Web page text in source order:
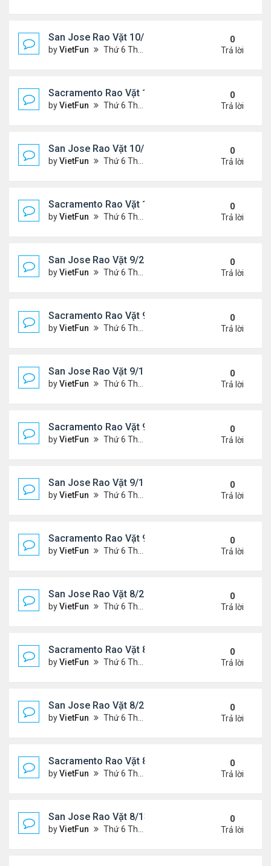
San Jose Rao Vặt 10/8/21- 10/15/21
byVietFun Thứ 6 Tháng 10 08, 2021 11:27 pm
0
Trả lời
Sacramento Rao Vặt 10/8/21- 10/15/21
byVietFun Thứ 6 Tháng 10 08, 2021 11:20 pm
0
Trả lời
San Jose Rao Vặt 10/1/21 - 10/8/21
byVietFun Thứ 6 Tháng 10 01, 2021 1:04 pm
0
Trả lời
Sacramento Rao Vặt 10/1/21 - 10/8/21
byVietFun Thứ 6 Tháng 10 01, 2021 12:57 pm
0
Trả lời
San Jose Rao Vặt 9/24/21- 10/1/21
byVietFun Thứ 6 Tháng 9 24, 2021 8:08 pm
0
Trả lời
Sacramento Rao Vặt 9/24/21- 10/1/21
byVietFun Thứ 6 Tháng 9 24, 2021 1:06 pm
0
Trả lời
San Jose Rao Vặt 9/17/21- 9/24/21
byVietFun Thứ 6 Tháng 9 17, 2021 3:03 pm
0
Trả lời
Sacramento Rao Vặt 9/17/21- 9/24/21
byVietFun Thứ 6 Tháng 9 17, 2021 2:33 pm
0
Trả lời
San Jose Rao Vặt 9/10/21- 9/17/21
byVietFun Thứ 6 Tháng 9 10, 2021 1:44 pm
0
Trả lời
Sacramento Rao Vặt 9/10/21- 9/17/21
byVietFun Thứ 6 Tháng 9 10, 2021 1:39 pm
0
Trả lời
San Jose Rao Vặt 8/27/21- 9/3/21
byVietFun Thứ 6 Tháng 8 27, 2021 9:56 am
0
Trả lời
Sacramento Rao Vặt 8/27/21- 9/3/21
byVietFun Thứ 6 Tháng 8 27, 2021 9:50 am
0
Trả lời
San Jose Rao Vặt 8/20/21- 8/27/21
byVietFun Thứ 6 Tháng 8 20, 2021 2:15 pm
0
Trả lời
Sacramento Rao Vặt 8/20/21- 8/27/21
byVietFun Thứ 6 Tháng 8 20, 2021 2:08 pm
0
Trả lời
San Jose Rao Vặt 8/13/21- 8/20/21
byVietFun Thứ 6 Tháng 8 13, 2021 11:35 am
0
Trả lời